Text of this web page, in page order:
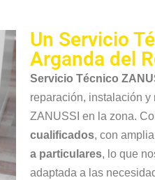
Un Servicio
Arganda del
Servicio Técnico
reparación, instalación
ZANUSSI en la zona.
cualificados, con
a particulares, lo que
adaptada a las